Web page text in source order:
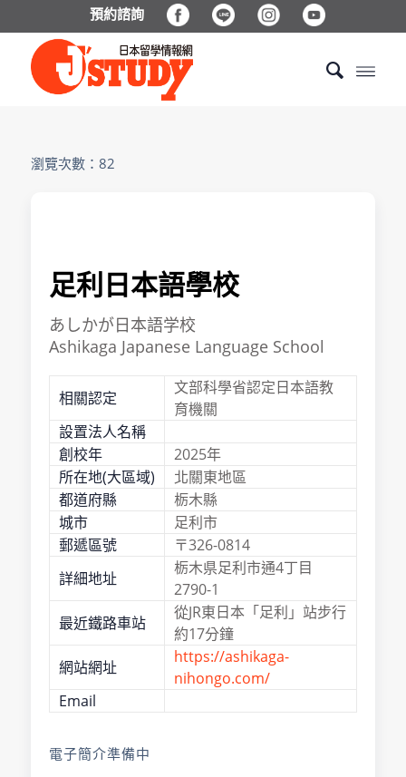
預約諮詢
瀏覽次數：82
足利日本語學校
あしかが日本語学校
Ashikaga Japanese Language School
相關認定
文部科學省認定日本語教
育機關
設置法人名稱
創校年
2025年
所在地(大區域)
北關東地區
都道府縣
栃木縣
城市
足利市
郵遞區號
〒326-0814
詳細地址
栃木県足利市通4丁目
2790-1
最近鐵路車站
從JR東日本「足利」站步行
約17分鐘
網站網址
https://ashikaga-
nihongo.com/
Email
電子簡介準備中